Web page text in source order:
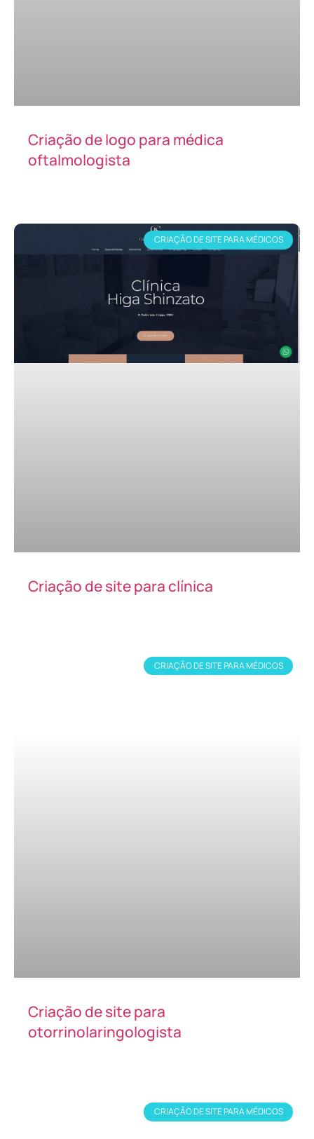
Criação de logo para médica
oftalmologista
CRIAÇÃO DE SITE PARA MÉDICOS
Criação de site para clínica
CRIAÇÃO DE SITE PARA MÉDICOS
Criação de site para
otorrinolaringologista
CRIAÇÃO DE SITE PARA MÉDICOS